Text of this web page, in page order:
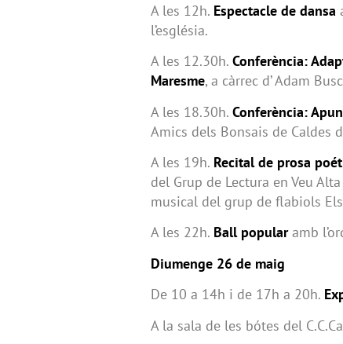
A les 12h. Espectacle de dansa
l’església.
A les 12.30h. Conferència:
Maresme, a càrrec d’ Adam
A les 18.30h. Conferència:
Amics dels Bonsais de Caldes
A les 19h. Recital de prosa
del Grup de Lectura en Veu
musical del grup de flabiols Els
A les 22h. Ball popularamb
Diumenge 26 de maig
De 10 a 14h i de 17h a 20h.
A la sala de les bótes del